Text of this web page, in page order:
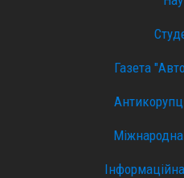
Газета
Міжнародна